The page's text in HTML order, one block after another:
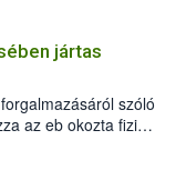
jártas
szóló
az eb okozta fizikai
felmerülő
tartását és annak